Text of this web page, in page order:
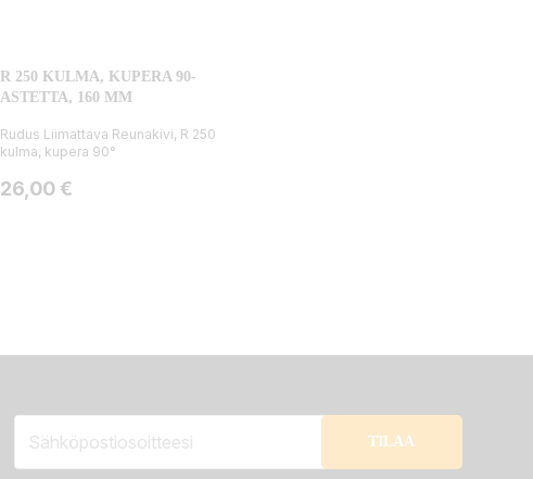
R 250 KULMA, KUPERA 90-
ASTETTA, 160 MM
Rudus Liimattava Reunakivi, R 250
kulma, kupera 90°
Hinta
26,00 €